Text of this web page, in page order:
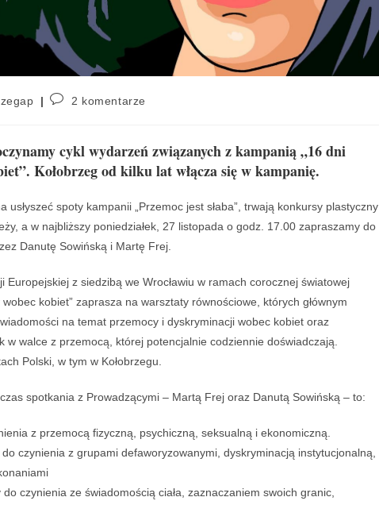
2 komentarze
cykl wydarzeń związanych z kampanią „16 dni
Kołobrzeg od kilku lat włącza się w kampanię.
spoty kampanii „Przemoc jest słaba”, trwają konkursy plastyczny
a w najbliższy poniedziałek, 27 listopada o godz. 17.00 zapraszamy do
Danutę Sowińską i Martę Frej.
Europejskiej z siedzibą we Wrocławiu w ramach corocznej światowej
kobiet” zaprasza na warsztaty równościowe, których głównym
na temat przemocy i dyskryminacji wobec kobiet oraz
walce z przemocą, której potencjalnie codziennie doświadczają.
Polski, w tym w Kołobrzegu.
spotkania z Prowadzącymi – Martą Frej oraz Danutą Sowińską – to:
z przemocą fizyczną, psychiczną, seksualną i ekonomiczną.
czynienia z grupami defaworyzowanymi, dyskryminacją instytucjonalną,
czynienia ze świadomością ciała, zaznaczaniem swoich granic,